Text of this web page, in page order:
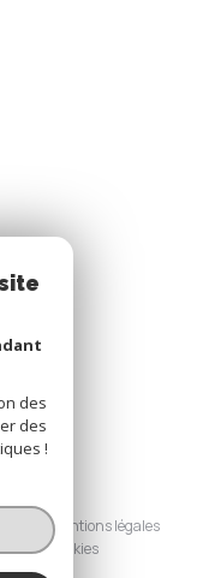
Mentions légales
Cookies
des
des
!